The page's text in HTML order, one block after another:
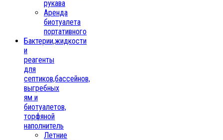
рукава
Аренда
биотуалета
портативного
Бактерии,жидкости
и
реагенты
для
септиков,бассейнов,
выгребных
ям и
биотуалетов,
торфяной
наполнитель
Летние